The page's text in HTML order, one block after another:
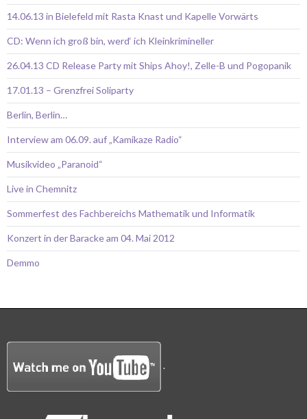
14.06.13 in Bielefeld mit Rasta Knast und Kapelle Vorwärts
CD: Wenn ich groß bin, werd‘ ich Kleinkrimineller
26.04.13 CD Release Party mit Ships Ahoy!, Zelle-B und Pogopanik
17.01.13 – Grenzfrei Soliparty
Berlin, Berlin…
Interview am 06.09. auf „Kamikaze Radio“
Musikvideo „Paranoid“
Live in Chemnitz
Sommerfest des Fachbereichs Mathematik und Informatik
Konzert in der Baracke am 04. Mai 2012
Demmo
.